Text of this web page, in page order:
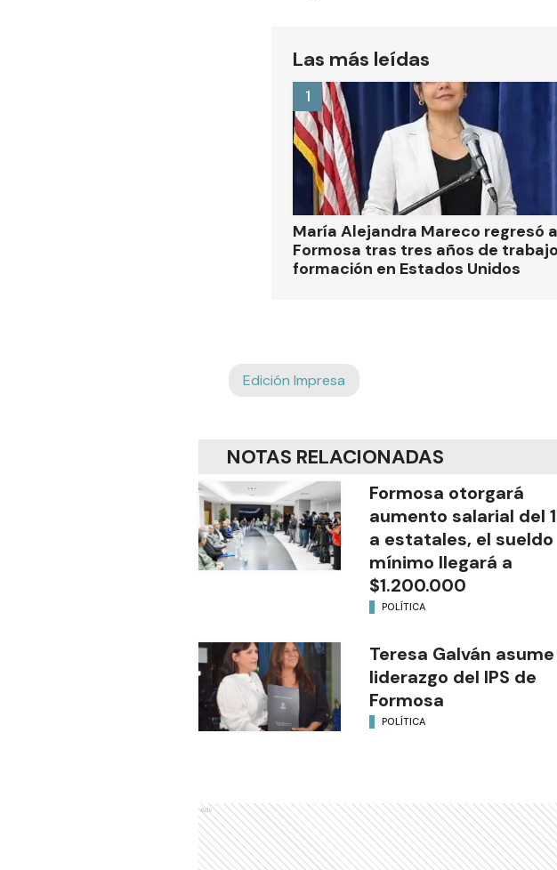
Las más leídas
María Alejandra Mareco regresó a
Formosa tras tres años de
formación en Estados Unidos
1
Edición Impresa
NOTAS RELACIONADAS
Formosa otorgará
aumento salarial del
a estatales, el sueldo
mínimo llegará a
$1.200.000
POLÍTICA
Teresa Galván
liderazgo del IPS de
Formosa
POLÍTICA
Ads